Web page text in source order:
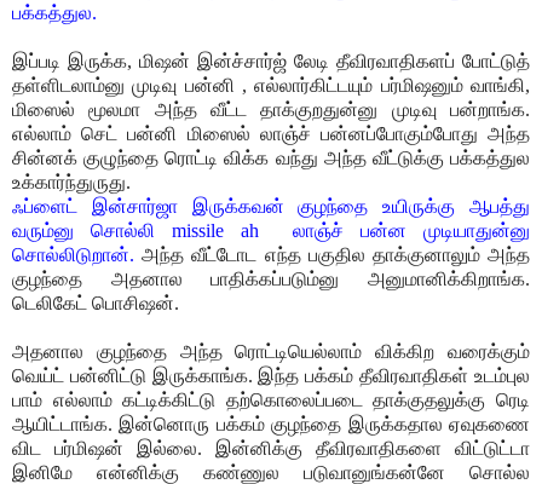
பக்கத்துல.
இப்படி இருக்க, மிஷன் இன்ச்சார்ஜ் லேடி தீவிரவாதிகளப் போட்டுத்
தள்ளிடலாம்னு முடிவு பன்னி , எல்லார்கிட்டயும் பர்மிஷனும் வாங்கி,
மிஸைல் மூலமா அந்த வீட்ட தாக்குறதுன்னு முடிவு பன்றாங்க.
எல்லாம் செட் பன்னி மிஸைல் லாஞ்ச் பன்னப்போகும்போது அந்த
சின்னக் குழுந்தை ரொட்டி விக்க வந்து அந்த வீட்டுக்கு பக்கத்துல
உக்கார்ந்துருது.
ஃப்ளைட் இன்சார்ஜா இருக்கவன் குழந்தை உயிருக்கு ஆபத்து
வரும்னு சொல்லி missile ah லாஞ்ச் பன்ன முடியாதுன்னு
சொல்லிடுறான். அந்த வீட்டோட எந்த பகுதில தாக்குனாலும் அந்த
குழந்தை அதனால பாதிக்கப்படும்னு அனுமானிக்கிறாங்க.
டெலிகேட் பொசிஷன்.
அதனால குழந்தை அந்த ரொட்டியெல்லாம் விக்கிற வரைக்கும்
வெய்ட் பன்னிட்டு இருக்காங்க. இந்த பக்கம் தீவிரவாதிகள் உடம்புல
பாம் எல்லாம் கட்டிக்கிட்டு தற்கொலைப்படை தாக்குதலுக்கு ரெடி
ஆயிட்டாங்க. இன்னொரு பக்கம் குழந்தை இருக்கதால ஏவுகணை
விட பர்மிஷன் இல்லை. இன்னிக்கு தீவிரவாதிகளை விட்டுட்டா
இனிமே என்னிக்கு கண்ணுல படுவானுங்கன்னே சொல்ல